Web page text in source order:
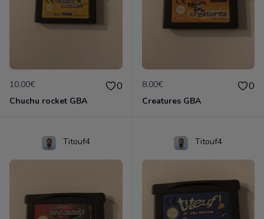
10.00€ 0
Chuchu rocket GBA
8.00€ 0
Creatures GBA
Titouf4 Titouf4